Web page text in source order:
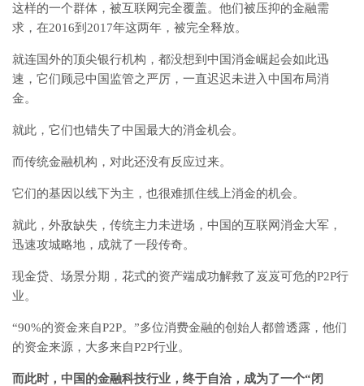
这样的一个群体，被互联网完全覆盖。他们被压抑的金融需
求，在2016到2017年这两年，被完全释放。
就连国外的顶尖银行机构，都没想到中国消金崛起会如此迅
速，它们顾忌中国监管之严厉，一直迟迟未进入中国布局消
金。
就此，它们也错失了中国最大的消金机会。
而传统金融机构，对此还没有反应过来。
它们的基因以线下为主，也很难抓住线上消金的机会。
就此，外敌缺失，传统主力未进场，中国的互联网消金大军，
迅速攻城略地，成就了一段传奇。
现金贷、场景分期，花式的资产端成功解救了岌岌可危的P2P行
业。
“90%的资金来自P2P。”多位消费金融的创始人都曾透露，他们
的资金来源，大多来自P2P行业。
而此时，中国的金融科技行业，终于自洽，成为了一个“闭